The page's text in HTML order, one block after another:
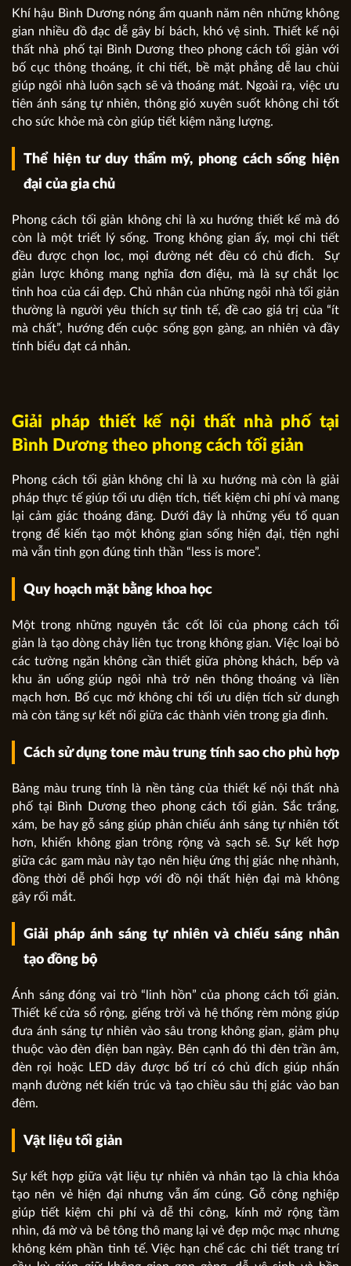
Khí hậu Bình Dương nóng ẩm quanh năm nên những không
gian nhiều đồ đạc dễ gây bí bách, khó vệ sinh. Thiết kế nội
thất nhà phố tại Bình Dương theo phong cách tối giản với
bố cục thông thoáng, ít chi tiết, bề mặt phẳng dễ lau chùi
giúp ngôi nhà luôn sạch sẽ và thoáng mát. Ngoài ra, việc ưu
tiên ánh sáng tự nhiên, thông gió xuyên suốt không chỉ tốt
cho sức khỏe mà còn giúp tiết kiệm năng lượng.
Thể hiện tư duy thẩm mỹ, phong cách sống hiện
đại của gia chủ
Phong cách tối giản không chỉ là xu hướng thiết kế mà đó
còn là một triết lý sống. Trong không gian ấy, mọi chi tiết
đều được chọn loc, mọi đường nét đều có chủ đích. Sự
giản lược không mang nghĩa đơn điệu, mà là sự chắt lọc
tinh hoa của cái đẹp. Chủ nhân của những ngôi nhà tối giản
thường là người yêu thích sự tinh tế, đề cao giá trị của “ít
mà chất”, hướng đến cuộc sống gọn gàng, an nhiên và đầy
tính biểu đạt cá nhân.
Giải pháp thiết kế nội thất nhà phố tại
Bình Dương theo phong cách tối giản
Phong cách tối giản không chỉ là xu hướng mà còn là giải
pháp thực tế giúp tối ưu diện tích, tiết kiệm chi phí và mang
lại cảm giác thoáng đãng. Dưới đây là những yếu tố quan
trọng để kiến tạo một không gian sống hiện đại, tiện nghi
mà vẫn tinh gọn đúng tinh thần “less is more”.
Quy hoạch mặt bằng khoa học
Một trong những nguyên tắc cốt lõi của phong cách tối
giản là tạo dòng chảy liên tục trong không gian. Việc loại bỏ
các tường ngăn không cần thiết giữa phòng khách, bếp và
khu ăn uống giúp ngôi nhà trở nên thông thoáng và liền
mạch hơn. Bố cục mở không chỉ tối ưu diện tích sử dungh
mà còn tăng sự kết nối giữa các thành viên trong gia đình.
Cách sử dụng tone màu trung tính sao cho phù hợp
Bảng màu trung tính là nền tảng của thiết kế nội thất nhà
phố tại Bình Dương theo phong cách tối giản. Sắc trắng,
xám, be hay gỗ sáng giúp phản chiếu ánh sáng tự nhiên tốt
hơn, khiến không gian trông rộng và sạch sẽ. Sự kết hợp
giữa các gam màu này tạo nên hiệu ứng thị giác nhẹ nhành,
đồng thời dễ phối hợp với đồ nội thất hiện đại mà không
gây rối mắt.
Giải pháp ánh sáng tự nhiên và chiếu sáng nhân
tạo đồng bộ
Ánh sáng đóng vai trò “linh hồn” của phong cách tối giản.
Thiết kế cửa sổ rộng, giếng trời và hệ thống rèm mỏng giúp
đưa ánh sáng tự nhiên vào sâu trong không gian, giảm phụ
thuộc vào đèn điện ban ngày. Bên cạnh đó thì đèn trần âm,
đèn rọi hoặc LED dây được bố trí có chủ đích giúp nhấn
mạnh đường nét kiến trúc và tạo chiều sâu thị giác vào ban
đêm.
Vật liệu tối giản
Sự kết hợp giữa vật liệu tự nhiên và nhân tạo là chìa khóa
tạo nên vẻ hiện đại nhưng vẫn ấm cúng. Gỗ công nghiệp
giúp tiết kiệm chi phí và dễ thi công, kính mở rộng tầm
nhìn, đá mờ và bê tông thô mang lại vẻ đẹp mộc mạc nhưng
không kém phần tinh tế. Việc hạn chế các chi tiết trang trí